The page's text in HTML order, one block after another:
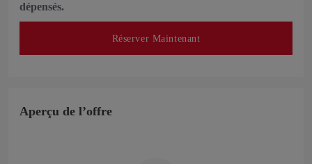
dépensés.
Réserver Maintenant
Aperçu de l’offre